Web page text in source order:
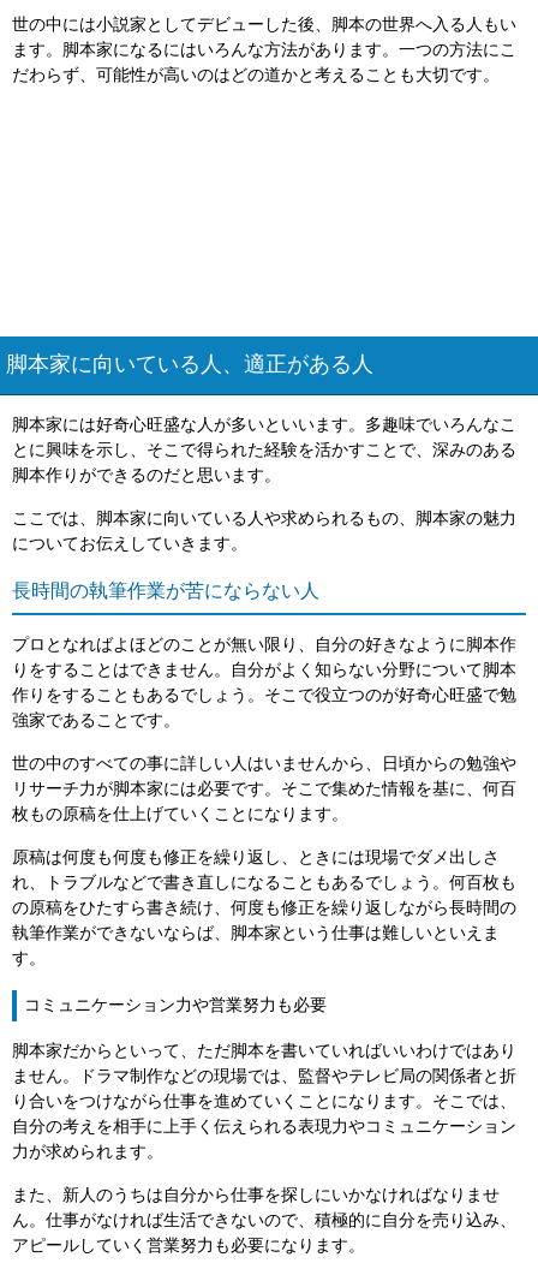
世の中には小説家としてデビューした後、脚本の世界へ入る人もい
ます。脚本家になるにはいろんな方法があります。一つの方法にこ
だわらず、可能性が高いのはどの道かと考えることも大切です。
脚本家に向いている人、適正がある人
脚本家には好奇心旺盛な人が多いといいます。多趣味でいろんなこ
とに興味を示し、そこで得られた経験を活かすことで、深みのある
脚本作りができるのだと思います。
ここでは、脚本家に向いている人や求められるもの、脚本家の魅力
についてお伝えしていきます。
長時間の執筆作業が苦にならない人
プロとなればよほどのことが無い限り、自分の好きなように脚本作
りをすることはできません。自分がよく知らない分野について脚本
作りをすることもあるでしょう。そこで役立つのが好奇心旺盛で勉
強家であることです。
世の中のすべての事に詳しい人はいませんから、日頃からの勉強や
リサーチ力が脚本家には必要です。そこで集めた情報を基に、何百
枚もの原稿を仕上げていくことになります。
原稿は何度も何度も修正を繰り返し、ときには現場でダメ出しさ
れ、トラブルなどで書き直しになることもあるでしょう。何百枚も
の原稿をひたすら書き続け、何度も修正を繰り返しながら長時間の
執筆作業ができないならば、脚本家という仕事は難しいといえま
す。
コミュニケーション力や営業努力も必要
脚本家だからといって、ただ脚本を書いていればいいわけではあり
ません。ドラマ制作などの現場では、監督やテレビ局の関係者と折
り合いをつけながら仕事を進めていくことになります。そこでは、
自分の考えを相手に上手く伝えられる表現力やコミュニケーション
力が求められます。
また、新人のうちは自分から仕事を探しにいかなければなりませ
ん。仕事がなければ生活できないので、積極的に自分を売り込み、
アピールしていく営業努力も必要になります。